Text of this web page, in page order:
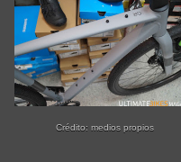
Crédito: medios propios